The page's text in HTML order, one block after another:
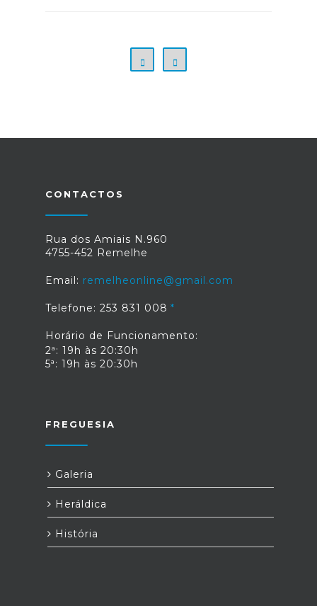
CONTACTOS
Rua dos Amiais N.960
4755-452 Remelhe
Email: remelheonline@gmail.com
Telefone: 253 831 008
Horário de Funcionamento:
2ª: 19h às 20:30h
5ª: 19h às 20:30h
FREGUESIA
Galeria
Heráldica
História